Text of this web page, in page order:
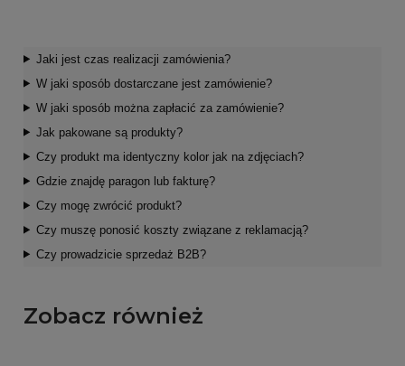
Jaki jest czas realizacji zamówienia?
W jaki sposób dostarczane jest zamówienie?
W jaki sposób można zapłacić za zamówienie?
Jak pakowane są produkty?
Czy produkt ma identyczny kolor jak na zdjęciach?
Gdzie znajdę paragon lub fakturę?
Czy mogę zwrócić produkt?
Czy muszę ponosić koszty związane z reklamacją?
Czy prowadzicie sprzedaż B2B?
Zobacz również